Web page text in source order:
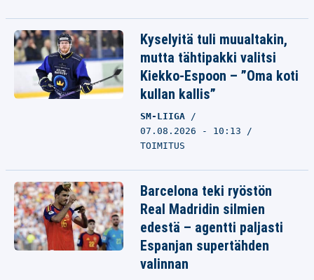
Kyselyitä tuli muualtakin,
mutta tähtipakki valitsi
Kiekko-Espoon – ”Oma koti
kullan kallis”
SM-LIIGA
07.08.2026 - 10:13
TOIMITUS
Barcelona teki ryöstön
Real Madridin silmien
edestä – agentti paljasti
Espanjan supertähden
valinnan